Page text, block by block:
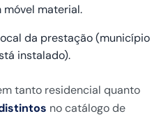
material.
da prestação (município
instalado).
tanto residencial quanto
no catálogo de